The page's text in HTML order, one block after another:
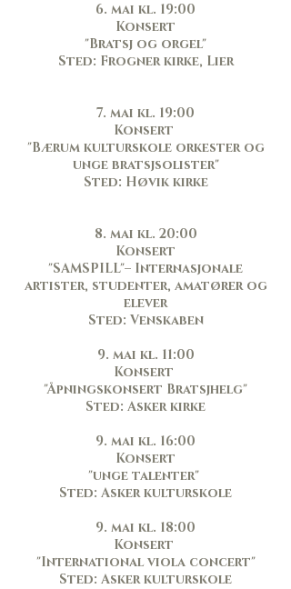
6. mai kl. 19:00
Konsert
"Bratsj og orgel"
Sted: Frogner kirke, Lier
7. mai kl. 19:00
Konsert
"Bærum kulturskole orkester og
unge bratsjsolister"
Sted: Høvik kirke
8. mai kl. 20:00
Konsert
"SAMSPILL"– Internasjonale
artister, studenter, amatører og
elever
Sted: Venskaben
9. mai kl. 11:00
Konsert
"Åpningskonsert Bratsjhelg"
Sted: Asker kirke
9. mai kl. 16:00
Konsert
"unge talenter"
Sted: Asker kulturskole
9. mai kl. 18:00
Konsert
"International viola concert"
Sted: Asker kulturskole